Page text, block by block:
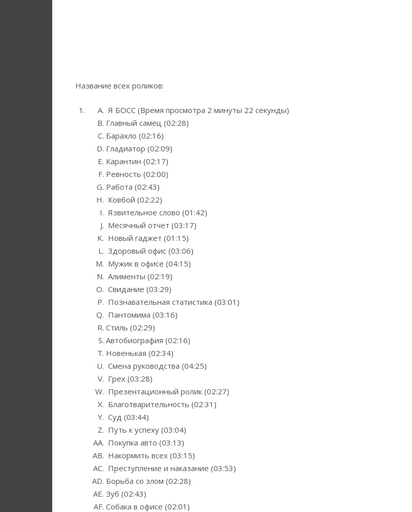
Название всех роликов:
Я БОСС (Время просмотра 2 минуты 22 секунды)
Главный самец (02:28)
Барахло (02:16)
Гладиатор (02:09)
Карантин (02:17)
Ревность (02:00)
Работа (02:43)
Ковбой (02:22)
Язвительное слово (01:42)
Месячный отчет (03:17)
Новый гаджет (01:15)
Здоровый офис (03:06)
Мужик в офисе (04:15)
Алименты (02:19)
Свидание (03:29)
Познавательная статистика (03:01)
Пантомима (03:16)
Стиль (02:29)
Автобиография (02:16)
Новенькая (02:34)
Смена руководства (04:25)
Грех (03:28)
Презентационный ролик (02:27)
Благотварительность (02:31)
Суд (03:44)
Путь к успеху (03:04)
Покупка авто (03:13)
Накормить всех (03:15)
Преступление и наказание (03:53)
Борьба со злом (02:28)
Зуб (02:43)
Собака в офисе (02:01)